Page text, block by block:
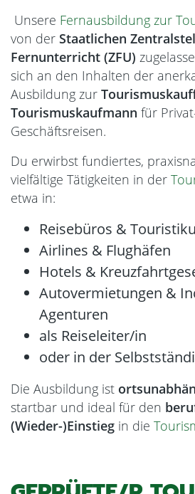
Unsere Fernausbildung zur
von der Staatlichen
Fernunterricht (ZFU)
sich an den Inhalten der
Ausbildung zur
Tourismuskaufmann für
Geschäftsreisen.
Du erwirbst fundiertes,
vielfältige Tätigkeiten in der
etwa in:
Reisebüros &
Airlines & Flughäfen
Hotels &
Autovermietungen &
Agenturen
als Reiseleiter/in
oder in der
Die Ausbildung ist
startbar und ideal für den
(Wieder-)Einstieg in die